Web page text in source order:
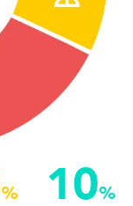
% 10%